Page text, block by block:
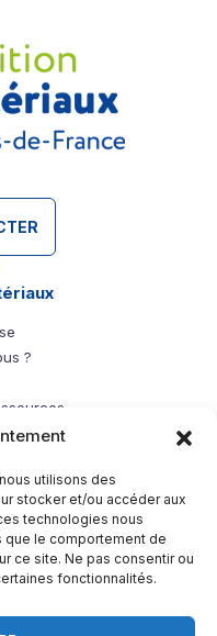
utilisons des
stocker et/ou accéder aux
technologies nous
le comportement de
ce site. Ne pas consentir ou
fonctionnalités.
- Ambition Matériaux
Ambition Matériaux
?